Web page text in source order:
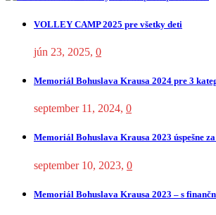
VOLLEY CAMP 2025 pre všetky deti
jún 23, 2025, 0
Memoriál Bohuslava Krausa 2024 pre 3
september 11, 2024, 0
Memoriál Bohuslava Krausa 2023 úspešne
september 10, 2023, 0
Memoriál Bohuslava Krausa 2023 – s